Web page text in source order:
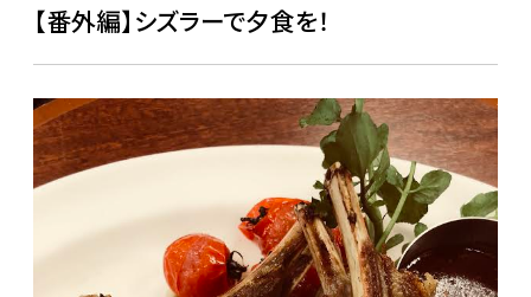
【番外編】シズラーで夕食を！